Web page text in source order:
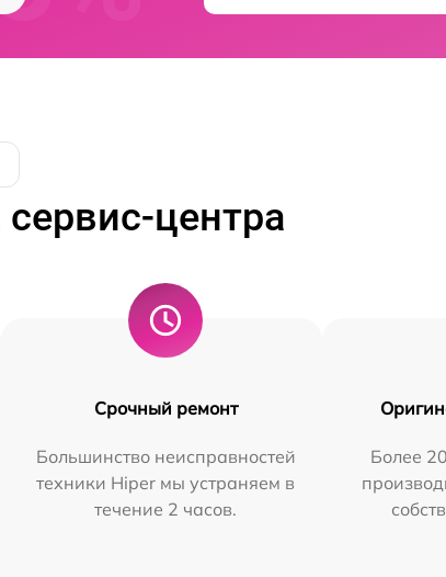
центра
Срочный ремонт
Большинство неисправностей
техники Hiper мы устраняем в
течение 2 часов.
Более